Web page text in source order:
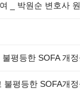
_ 박원순 변호사
평등한 SOFA 개
평등한 SOFA개